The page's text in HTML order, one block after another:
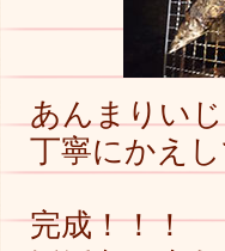
あんまりい
丁寧にかえ
完成！！！